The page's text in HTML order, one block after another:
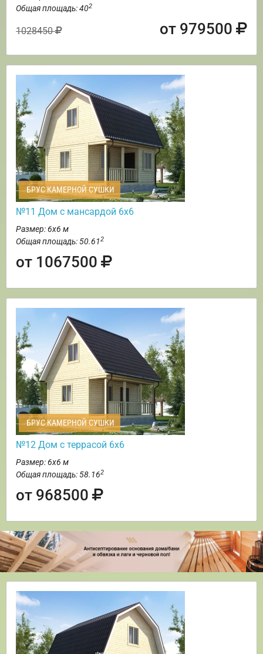
Общая площадь: 402
1028450 от 979500
БРУС КАМЕРНОЙ СУШКИ
№11 Дом с мансардой 6х6
Размер: 6х6 м
Общая площадь: 50.612
от 1067500
БРУС КАМЕРНОЙ СУШКИ
№12 Дом с террасой 6х6
Размер: 6х6 м
Общая площадь: 58.162
от 968500